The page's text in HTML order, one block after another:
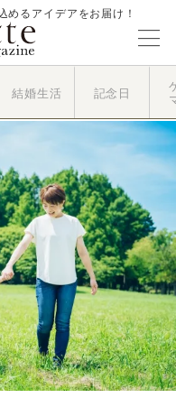
めるアイデアをお届け！
結婚生活 記念日